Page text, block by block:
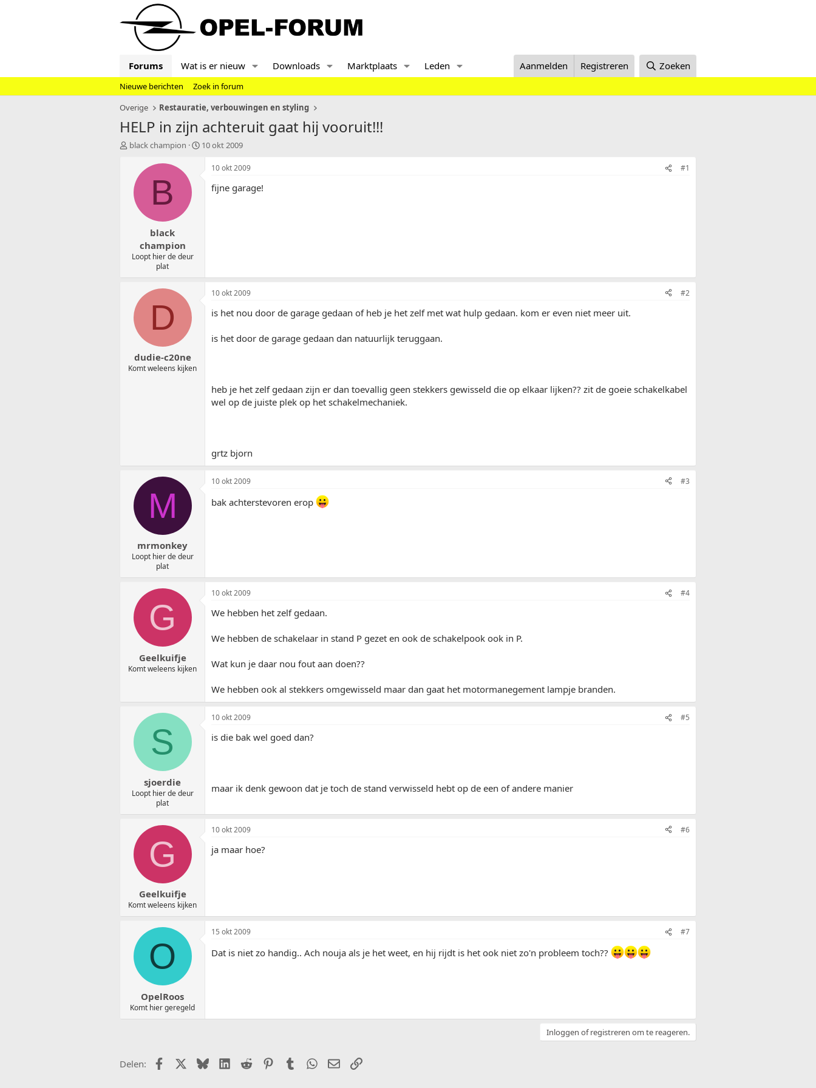
Forums Wat is er nieuw Downloads Marktplaats Leden Aanmelden Registreren Zoeken
Nieuwe berichten
Zoek in forum
Overige
Restauratie, verbouwingen en styling
HELP in zijn achteruit gaat hij vooruit!!!
T
e
black champion
S10 okt 2009
B
black
champion
Loopt hier de deur
plat
10 okt 2009 #1
fijne garage!
D
dudie-c20ne
Komt weleens kijken
10 okt 2009 #2
is het nou door de garage gedaan of heb je het zelf met wat hulp gedaan. kom er even niet meer uit.
is het door de garage gedaan dan natuurlijk teruggaan.
heb je het zelf gedaan zijn er dan toevallig geen stekkers gewisseld die op elkaar lijken?? zit de goeie schakelkabel
wel op de juiste plek op het schakelmechaniek.
grtz bjorn
M
mrmonkey
Loopt hier de deur
plat
10 okt 2009 #3
bak achterstevoren erop
G
Geelkuifje
Komt weleens kijken
10 okt 2009 #4
We hebben het zelf gedaan.
We hebben de schakelaar in stand P gezet en ook de schakelpook ook in P.
Wat kun je daar nou fout aan doen??
We hebben ook al stekkers omgewisseld maar dan gaat het motormanegement lampje branden.
S
sjoerdie
Loopt hier de deur
plat
10 okt 2009 #5
is die bak wel goed dan?
maar ik denk gewoon dat je toch de stand verwisseld hebt op de een of andere manier
G
Geelkuifje
Komt weleens kijken
10 okt 2009 #6
ja maar hoe?
O
OpelRoos
Komt hier geregeld
15 okt 2009 #7
Dat is niet zo handig.. Ach nouja als je het weet, en hij rijdt is het ook niet zo'n probleem toch??
Inloggen of registreren om te reageren.
Delen: FacebookX (Twitter)
BlueskyLinkedIn
Reddit PinterestTumblr WhatsApp
E-mailLink